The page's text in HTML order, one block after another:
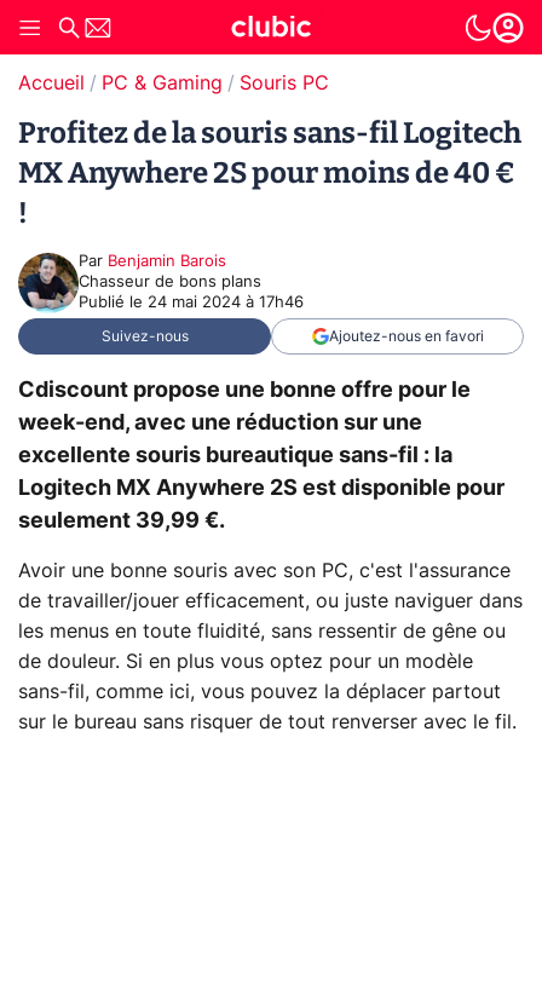
Accueil PC & Gaming Souris PC
Profitez de la souris sans-fil Logitech
MX Anywhere 2S pour moins de 40 €
!
Par Benjamin Barois
Chasseur de bons plans
Publié le 24 mai 2024 à 17h46
Suivez-nous Ajoutez-nous en favori
Cdiscount propose une bonne offre pour le
week-end, avec une réduction sur une
excellente souris bureautique sans-fil : la
Logitech MX Anywhere 2S est disponible pour
seulement 39,99 €.
Avoir une bonne souris avec son PC, c'est l'assurance
de travailler/jouer efficacement, ou juste naviguer dans
les menus en toute fluidité, sans ressentir de gêne ou
de douleur. Si en plus vous optez pour un modèle
sans-fil, comme ici, vous pouvez la déplacer partout
sur le bureau sans risquer de tout renverser avec le fil.